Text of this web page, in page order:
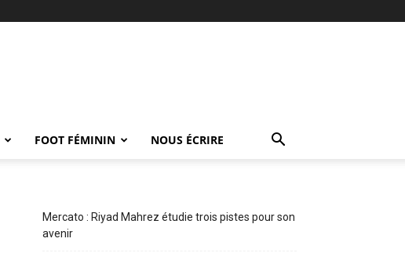
FOOT FÉMININ NOUS ÉCRIRE
Mercato : Riyad Mahrez étudie trois pistes pour son
avenir